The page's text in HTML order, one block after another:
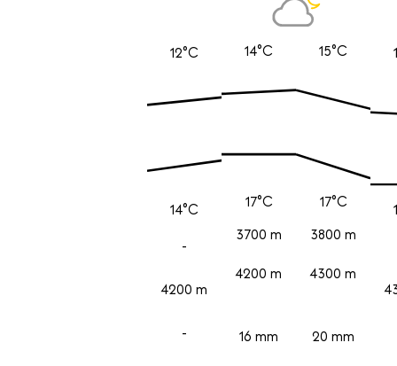
12°C
14°C
-
4200 m
-
14°C
17°C
3700 m
4200 m
16 mm
15°C
17°C
3800 m
4300 m
20 mm